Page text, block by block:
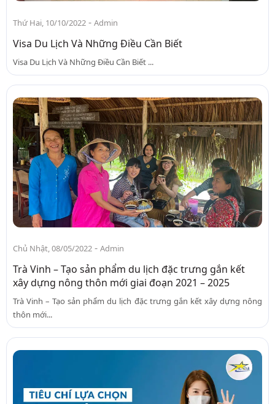
Thứ Hai, 10/10/2022 - Admin
Visa Du Lịch Và Những Điều Cần Biết
Visa Du Lịch Và Những Điều Cần Biết ...
Chủ Nhật, 08/05/2022 - Admin
Trà Vinh – Tạo sản phẩm du lịch đặc trưng gắn kết
xây dựng nông thôn mới giai đoạn 2021 – 2025
Trà Vinh – Tạo sản phẩm du lịch đặc trưng gắn kết xây dựng nông
thôn mới...